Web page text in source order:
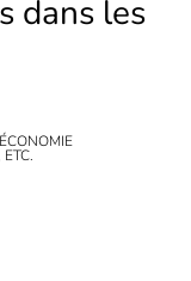
dans les